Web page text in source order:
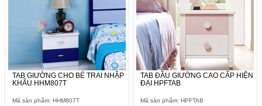
TAB GIƯỜNG CHO BÉ TRAI NHẬP
KHẨU HHM807T
Mã sản phẩm: HHM807T
TAB ĐẦU GIƯỜNG CAO CẤP HIỆN
ĐẠI HPFTAB
Mã sản phẩm: HPFTAB